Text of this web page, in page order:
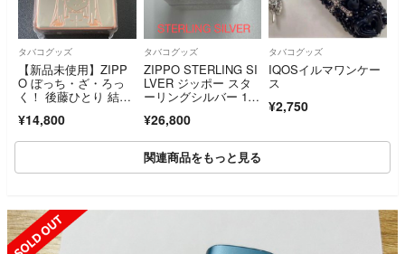
タバコグッズ
【新品未使用】ZIPP
O ぼっち・ざ・ろっ
く！ 後藤ひとり 結束
¥14,800
タバコグッズ
ZIPPO STERLING SI
LVER ジッポー スタ
ーリングシルバー 199
ージ
¥26,800
タバコグッズ
IQOSイルマワンケー
ス
¥2,750
関連商品をもっと見る